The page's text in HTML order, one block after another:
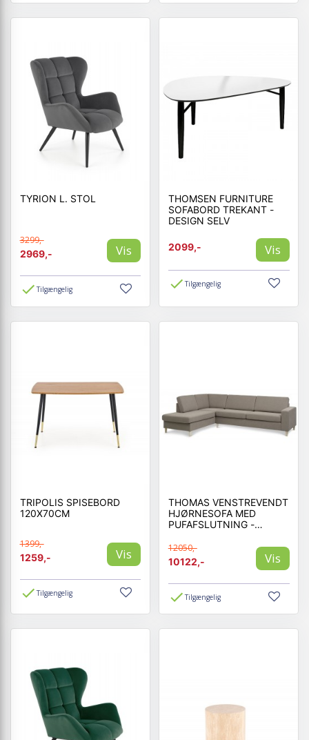
TYRION L. STOL
3299,-
2969,-
Vis
Tilgængelig
THOMSEN FURNITURE
SOFABORD TREKANT -
DESIGN SELV
2099,- Vis
Tilgængelig
TRIPOLIS SPISEBORD
120X70CM
1399,-
1259,-
Vis
Tilgængelig
THOMAS VENSTREVENDT
HJØRNESOFA MED
PUFAFSLUTNING -
12050,-
10122,-
Vis
Tilgængelig